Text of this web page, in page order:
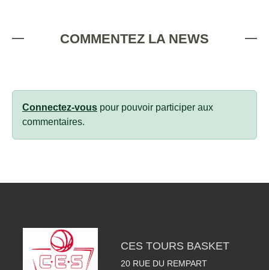
COMMENTEZ LA NEWS
Connectez-vous pour pouvoir participer aux
commentaires.
CES TOURS BASKET
20 RUE DU REMPART